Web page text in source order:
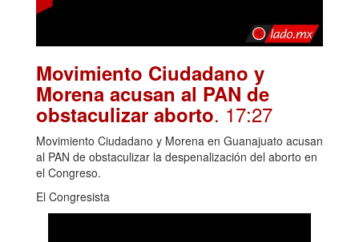
Movimiento Ciudadano y
Morena acusan al PAN de
obstaculizar aborto. 17:27
Movimiento Ciudadano y Morena en Guanajuato acusan
al PAN de obstaculizar la despenalización del aborto en
el Congreso.
El Congresista